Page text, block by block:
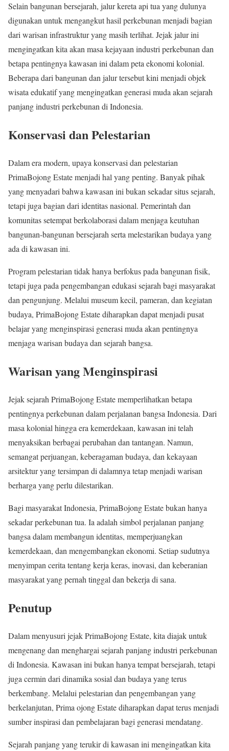
Selain bangunan bersejarah, jalur kereta api tua yang dulunya
digunakan untuk mengangkut hasil perkebunan menjadi bagian
dari warisan infrastruktur yang masih terlihat. Jejak jalur ini
mengingatkan kita akan masa kejayaan industri perkebunan dan
betapa pentingnya kawasan ini dalam peta ekonomi kolonial.
Beberapa dari bangunan dan jalur tersebut kini menjadi objek
wisata edukatif yang mengingatkan generasi muda akan sejarah
panjang industri perkebunan di Indonesia.
Konservasi dan Pelestarian
Dalam era modern, upaya konservasi dan pelestarian
PrimaBojong Estate menjadi hal yang penting. Banyak pihak
yang menyadari bahwa kawasan ini bukan sekadar situs sejarah,
tetapi juga bagian dari identitas nasional. Pemerintah dan
komunitas setempat berkolaborasi dalam menjaga keutuhan
bangunan-bangunan bersejarah serta melestarikan budaya yang
ada di kawasan ini.
Program pelestarian tidak hanya berfokus pada bangunan fisik,
tetapi juga pada pengembangan edukasi sejarah bagi masyarakat
dan pengunjung. Melalui museum kecil, pameran, dan kegiatan
budaya, PrimaBojong Estate diharapkan dapat menjadi pusat
belajar yang menginspirasi generasi muda akan pentingnya
menjaga warisan budaya dan sejarah bangsa.
Warisan yang Menginspirasi
Jejak sejarah PrimaBojong Estate memperlihatkan betapa
pentingnya perkebunan dalam perjalanan bangsa Indonesia. Dari
masa kolonial hingga era kemerdekaan, kawasan ini telah
menyaksikan berbagai perubahan dan tantangan. Namun,
semangat perjuangan, keberagaman budaya, dan kekayaan
arsitektur yang tersimpan di dalamnya tetap menjadi warisan
berharga yang perlu dilestarikan.
Bagi masyarakat Indonesia, PrimaBojong Estate bukan hanya
sekadar perkebunan tua. Ia adalah simbol perjalanan panjang
bangsa dalam membangun identitas, memperjuangkan
kemerdekaan, dan mengembangkan ekonomi. Setiap sudutnya
menyimpan cerita tentang kerja keras, inovasi, dan keberanian
masyarakat yang pernah tinggal dan bekerja di sana.
Penutup
Dalam menyusuri jejak PrimaBojong Estate, kita diajak untuk
mengenang dan menghargai sejarah panjang industri perkebunan
di Indonesia. Kawasan ini bukan hanya tempat bersejarah, tetapi
juga cermin dari dinamika sosial dan budaya yang terus
berkembang. Melalui pelestarian dan pengembangan yang
berkelanjutan, Prima ojong Estate diharapkan dapat terus menjadi
sumber inspirasi dan pembelajaran bagi generasi mendatang.
Sejarah panjang yang terukir di kawasan ini mengingatkan kita